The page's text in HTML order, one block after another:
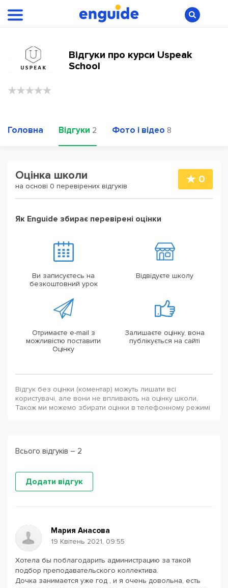
Відгуки про курси Uspeak
School
Головна Відгуки 2 Фото і відео 8
Оцінка школи
на основі 0 перевірених відгуків
0
Як Enguide збирає перевірені оцінки
Ви записуєтесь на
безкоштовний урок
Відвідуєте школу
Отримаєте e-mail з
можливістю поставити
Оцінку
Залишаєте оцінку, вона
публікується на сайті
Відгук без оцінки (коментар) можуть лишати всі
користувачі, але вони не впливають на оцінку школи,
Також ми можемо збирати оцінки в телефонному режимі
Всього відгуків – 2
Додати відгук
Мария Анасова
19 Квітень 2021, 09:55
Хотела бы поблагодарить администрацию за такой
подбор преподавательского коллектива.
Дочка занимается уже год , и я очень довольна, есть